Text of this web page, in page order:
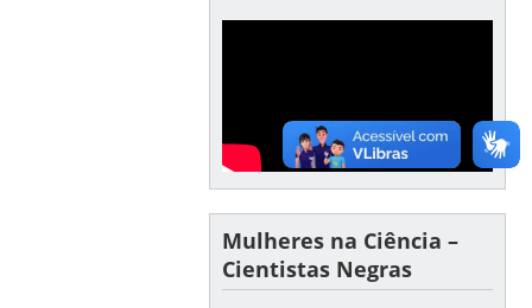
Mulheres na Ciência –
Cientistas Negras